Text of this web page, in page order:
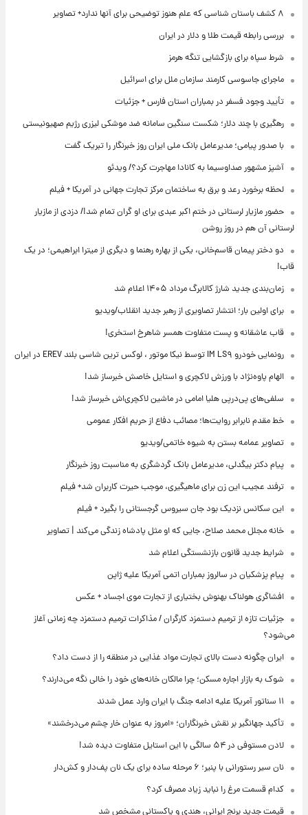
۸ کشف باستان شناسی که علم هنوز توضیحی برای آنها ندارد+ تصاویر
بررسی رابطه قیمت طلا و دلار در ایران
شرط سپاه برای بازگشایی تنگه هرمز
ماجرای جاسوسی کارمند سازمان ملل برای اسرائیل
تأیید وجود فسفر در بمباران استان فارس + جزئیات
رهگیری با چند دلار؛ شکست سنگین سامانه ضد موشکی لیزری رژیم صهیونیستی
با صدور پیامی؛ مدیرعامل بانک ملی ایران روز خبرنگار را تبریک گفت
آشپز مشهور صداوسیما به کانادا مهاجرت کرد؟/ ویدئو
لحظه برخورد رعد و برق به ساختمان مرکز تجارت جهانی در آمریکا + فیلم
حضور مازیار لرستانی در ختم اکبر عبدی برای او گران تمام شد!/ دزدی از مازیار
لرستانی آن هم در روز روشن
دو دختر پیمان قاسم‌خانی، یکی از بهاره رهنما و دیگری از میترا ابراهیمی؛ در یک
قاب!
زمان‌بندی جدید شارژ کالابرگ مرداد ۱۴۰۵ اعلام شد
برای اولین بار؛ انتشار تصاویری از رهبر جدید انقلاب/ویدیو
قاب عاشقانه و پست متفاوت همسر شاهرخ استخری!
رونمایی خودرو IM LS۹ توسط نیکا موتور ، لوکس ترین شاسی بلند EREV در ایران
الهام پاوه‌نژاد با ورزش لاکچری و استایل خاصش خبرساز شد!
سلفی‌های پی‌درپی هلیا امامی در ماشین لاکچری‌اش خبرساز شد!
خط مقدم نابرابر روایت‌ها؛ مصائب دفاع از حریم افکار عمومی
تصاویر عمامه بستن به شیوه خاتمی/ویدیو
پیام دکتر بیگدلی، مدیرعامل بانک گردشگری به مناسبت روز خبرنگار
ترفند عجیب این زن برای ماهیگیری، موجب حیرت کاربران شد+ فیلم
این سکانس نزدیک بود جان سیروس گرجستانی را بگیرد + فیلم
خانه مجلل محمد صلاح، جایی که او مثل پادشاه زندگی می‌کند | تصاویر
شرایط جدید قانون بازنشستگی اعلام شد
پیام پزشکیان در سالروز بمباران اتمی آمریکا علیه ژاپن
افشاگری هولناک بهنوش بختیاری از تجارت موی اجساد + عکس
جزئیات تازه از ترمیم دستمزد کارگران / مذاکرات ترمیم دستمزد چه زمانی آغاز
می‌شود؟
ایران چگونه دست بالای تجارت مواد غذایی در منطقه را از دست داد؟
شوک به بازار اجاره مسکن؛ چرا مالکان خانه‌های خود را خالی نگه می‌دارند؟
۱۱ سناتور آمریکا علیه ادامه جنگ با ایران وارد عمل شدند
تأکید جهانگیر بر نقش خبرنگاران؛ «امروز به عنوان خار چشم می‌درخشند»
لادن مستوفی در ۵۴ سالگی با این استایل متفاوت دیده شد!
نان سیر رستورانی با پنیر؛ ۶ مرحله ساده برای یک نان پف‌دار و کش‌دار
کدام قسمت مرغ را نباید زیاد مصرف کرد؟
قیمت جدید برنج ایرانی، هندی و پاکستانی مشخص شد